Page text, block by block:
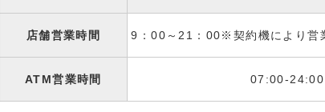
店舗営業時間 9：00～21：00※契約機により営
ATM営業時間 07:00-24:00